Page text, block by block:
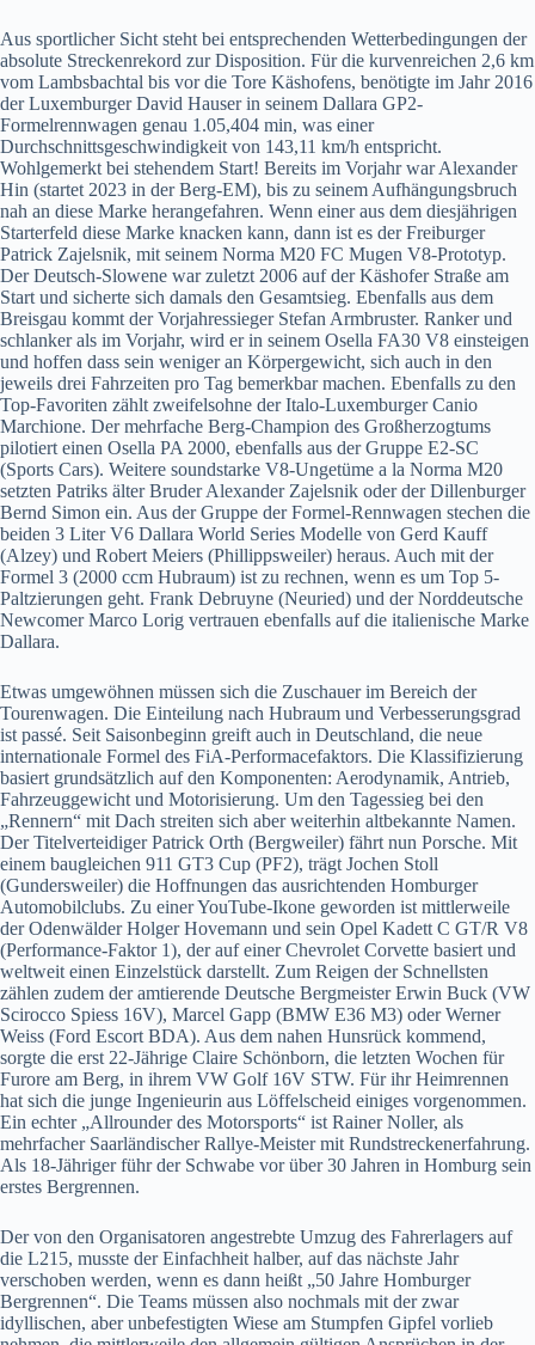
Aus sportlicher Sicht steht bei entsprechenden Wetterbedingungen der
absolute Streckenrekord zur Disposition. Für die kurvenreichen 2,6 km
vom Lambsbachtal bis vor die Tore Käshofens, benötigte im Jahr 2016
der Luxemburger David Hauser in seinem Dallara GP2-
Formelrennwagen genau 1.05,404 min, was einer
Durchschnittsgeschwindigkeit von 143,11 km/h entspricht.
Wohlgemerkt bei stehendem Start! Bereits im Vorjahr war Alexander
Hin (startet 2023 in der Berg-EM), bis zu seinem Aufhängungsbruch
nah an diese Marke herangefahren. Wenn einer aus dem diesjährigen
Starterfeld diese Marke knacken kann, dann ist es der Freiburger
Patrick Zajelsnik, mit seinem Norma M20 FC Mugen V8-Prototyp.
Der Deutsch-Slowene war zuletzt 2006 auf der Käshofer Straße am
Start und sicherte sich damals den Gesamtsieg. Ebenfalls aus dem
Breisgau kommt der Vorjahressieger Stefan Armbruster. Ranker und
schlanker als im Vorjahr, wird er in seinem Osella FA30 V8 einsteigen
und hoffen dass sein weniger an Körpergewicht, sich auch in den
jeweils drei Fahrzeiten pro Tag bemerkbar machen. Ebenfalls zu den
Top-Favoriten zählt zweifelsohne der Italo-Luxemburger Canio
Marchione. Der mehrfache Berg-Champion des Großherzogtums
pilotiert einen Osella PA 2000, ebenfalls aus der Gruppe E2-SC
(Sports Cars). Weitere soundstarke V8-Ungetüme a la Norma M20
setzten Patriks älter Bruder Alexander Zajelsnik oder der Dillenburger
Bernd Simon ein. Aus der Gruppe der Formel-Rennwagen stechen die
beiden 3 Liter V6 Dallara World Series Modelle von Gerd Kauff
(Alzey) und Robert Meiers (Phillippsweiler) heraus. Auch mit der
Formel 3 (2000 ccm Hubraum) ist zu rechnen, wenn es um Top 5-
Paltzierungen geht. Frank Debruyne (Neuried) und der Norddeutsche
Newcomer Marco Lorig vertrauen ebenfalls auf die italienische Marke
Dallara.
Etwas umgewöhnen müssen sich die Zuschauer im Bereich der
Tourenwagen. Die Einteilung nach Hubraum und Verbesserungsgrad
ist passé. Seit Saisonbeginn greift auch in Deutschland, die neue
internationale Formel des FiA-Performacefaktors. Die Klassifizierung
basiert grundsätzlich auf den Komponenten: Aerodynamik, Antrieb,
Fahrzeuggewicht und Motorisierung. Um den Tagessieg bei den
„Rennern“ mit Dach streiten sich aber weiterhin altbekannte Namen.
Der Titelverteidiger Patrick Orth (Bergweiler) fährt nun Porsche. Mit
einem baugleichen 911 GT3 Cup (PF2), trägt Jochen Stoll
(Gundersweiler) die Hoffnungen das ausrichtenden Homburger
Automobilclubs. Zu einer YouTube-Ikone geworden ist mittlerweile
der Odenwälder Holger Hovemann und sein Opel Kadett C GT/R V8
(Performance-Faktor 1), der auf einer Chevrolet Corvette basiert und
weltweit einen Einzelstück darstellt. Zum Reigen der Schnellsten
zählen zudem der amtierende Deutsche Bergmeister Erwin Buck (VW
Scirocco Spiess 16V), Marcel Gapp (BMW E36 M3) oder Werner
Weiss (Ford Escort BDA). Aus dem nahen Hunsrück kommend,
sorgte die erst 22-Jährige Claire Schönborn, die letzten Wochen für
Furore am Berg, in ihrem VW Golf 16V STW. Für ihr Heimrennen
hat sich die junge Ingenieurin aus Löffelscheid einiges vorgenommen.
Ein echter „Allrounder des Motorsports“ ist Rainer Noller, als
mehrfacher Saarländischer Rallye-Meister mit Rundstreckenerfahrung.
Als 18-Jähriger führ der Schwabe vor über 30 Jahren in Homburg sein
erstes Bergrennen.
Der von den Organisatoren angestrebte Umzug des Fahrerlagers auf
die L215, musste der Einfachheit halber, auf das nächste Jahr
verschoben werden, wenn es dann heißt „50 Jahre Homburger
Bergrennen“. Die Teams müssen also nochmals mit der zwar
idyllischen, aber unbefestigten Wiese am Stumpfen Gipfel vorlieb